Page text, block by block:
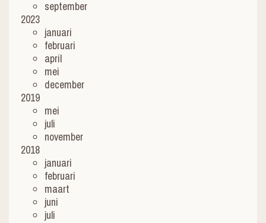
september
2023
januari
februari
april
mei
december
2019
mei
juli
november
2018
januari
februari
maart
juni
juli